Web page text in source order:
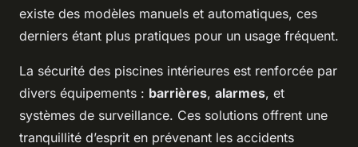
existe des modèles manuels et automatiques, ces
derniers étant plus pratiques pour un usage fréquent.
La sécurité des piscines intérieures est renforcée par
divers équipements : barrières, alarmes, et
systèmes de surveillance. Ces solutions offrent une
tranquillité d’esprit en prévenant les accidents